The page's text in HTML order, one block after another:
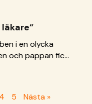
i en olycka
och pappan fick
SOS Barnbyar
sig på.
4 5 Nästa »